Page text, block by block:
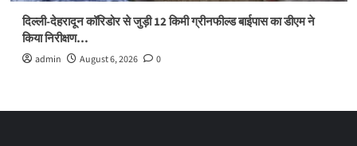
दिल्ली-देहरादून कॉरिडोर से जुड़ी 12 किमी ग्रीनफील्ड बाईपास का डीएम ने
किया निरीक्षण…
admin August 6, 2026 0